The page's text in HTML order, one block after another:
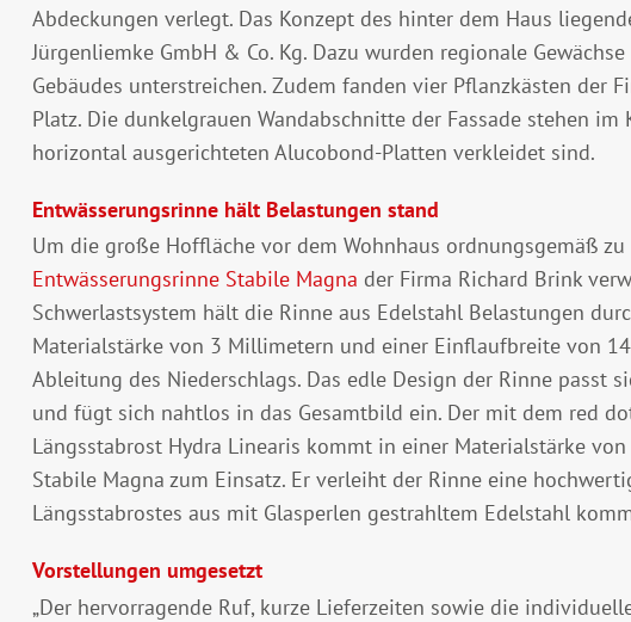
Abdeckungen verlegt. Das Konzept des hinter dem Haus
Jürgenliemke GmbH & Co. Kg. Dazu wurden regionale
Gebäudes unterstreichen. Zudem fanden vier Pflanzkästen der
Platz. Die dunkelgrauen Wandabschnitte der Fassade stehen
horizontal ausgerichteten Alucobond-Platten verkleidet sind.
Entwässerungsrinne hält Belastungen stand
Um die große Hoffläche vor dem Wohnhaus ordnungsgemäß
Entwässerungsrinne Stabile Magna der Firma Richard Brink
Schwerlastsystem hält die Rinne aus Edelstahl Belastungen
Materialstärke von 3 Millimetern und einer Einflaufbreite von
Ableitung des Niederschlags. Das edle Design der Rinne passt
und fügt sich nahtlos in das Gesamtbild ein. Der mit dem red
Längsstabrost Hydra Linearis kommt in einer Materialstärke
Stabile Magna zum Einsatz. Er verleiht der Rinne eine
Längsstabrostes aus mit Glasperlen gestrahltem Edelstahl
Vorstellungen umgesetzt
„Der hervorragende Ruf, kurze Lieferzeiten sowie die